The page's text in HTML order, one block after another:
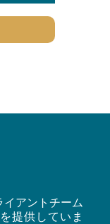
アントチーム
提供していま